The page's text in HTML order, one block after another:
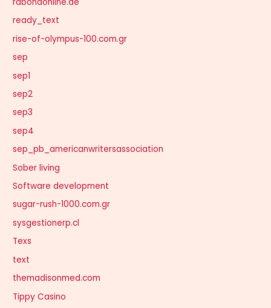
ready_text
rise-of-olympus-100.com.gr
sep
sep1
sep2
sep3
sep4
sep_pb_americanwritersassociation
Sober living
Software development
sugar-rush-1000.com.gr
sysgestionerp.cl
Texs
text
themadisonmed.com
Tippy Casino